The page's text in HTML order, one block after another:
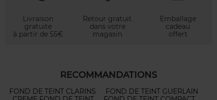
Livraison
gratuite
à partir de 55€
Retour gratuit
dans votre
magasin
Emballage
cadeau
offert
RECOMMANDATIONS
FOND DE TEINT CLARINS
FOND DE TEINT GUERLAIN